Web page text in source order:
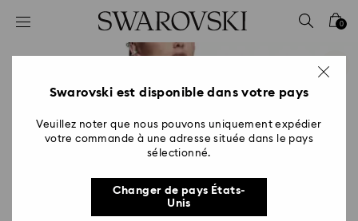
Accesskeys list
2 - Footer
0
Swarovski est disponible dans votre pays
Veuillez noter que nous pouvons uniquement expédier
votre commande à une adresse située dans le pays
sélectionné.
Changer de pays États-
Unis